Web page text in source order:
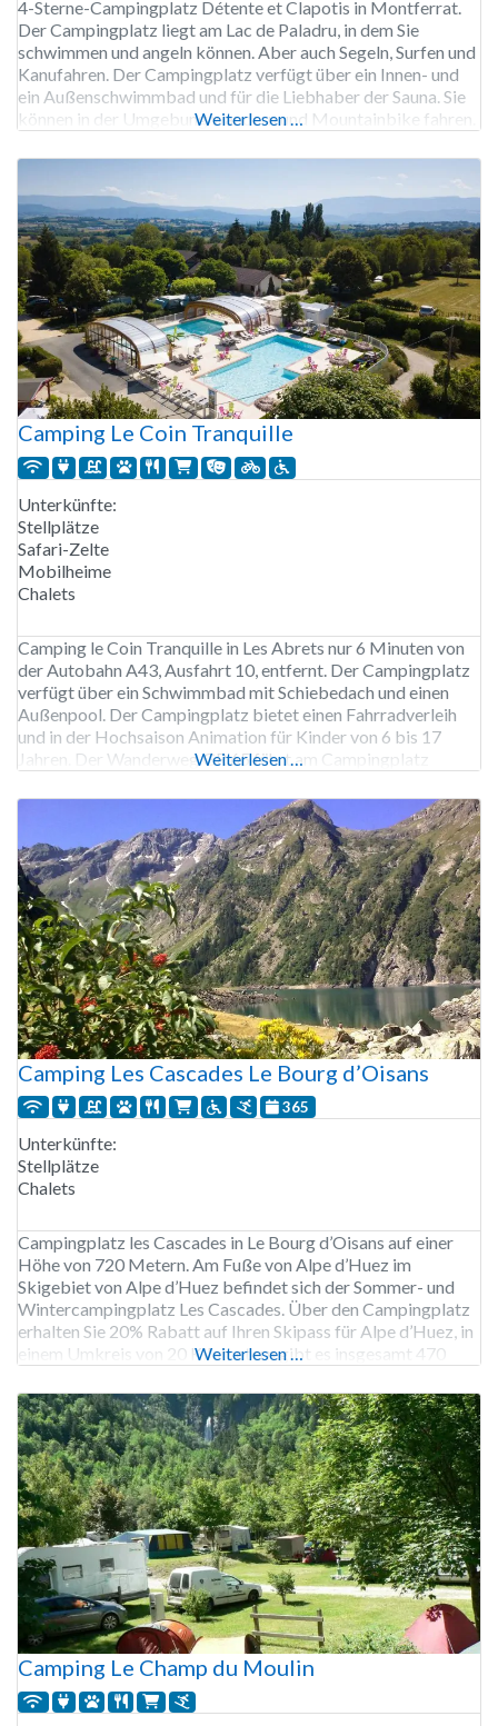
4-Sterne-Campingplatz Détente et Clapotis in Montferrat.
Der Campingplatz liegt am Lac de Paladru, in dem Sie
schwimmen und angeln können. Aber auch Segeln, Surfen und
Kanufahren. Der Campingplatz verfügt über ein Innen- und
ein Außenschwimmbad und für die Liebhaber der Sauna. Sie
können in der Umgebung wandern und Mountainbike fahren.
Ladestation für
Weiterlesen …
Camping Le Coin Tranquille
Unterkünfte:
Stellplätze
Safari-Zelte
Mobilheime
Chalets
Camping le Coin Tranquille in Les Abrets nur 6 Minuten von
der Autobahn A43, Ausfahrt 10, entfernt. Der Campingplatz
verfügt über ein Schwimmbad mit Schiebedach und einen
Außenpool. Der Campingplatz bietet einen Fahrradverleih
und in der Hochsaison Animation für Kinder von 6 bis 17
Jahren. Der Wanderweg GR 65 führt am Campingplatz
Weiterlesen …
Camping Les Cascades Le Bourg d’Oisans
365
Unterkünfte:
Stellplätze
Chalets
Campingplatz les Cascades in Le Bourg d’Oisans auf einer
Höhe von 720 Metern. Am Fuße von Alpe d’Huez im
Skigebiet von Alpe d’Huez befindet sich der Sommer- und
Wintercampingplatz Les Cascades. Über den Campingplatz
erhalten Sie 20% Rabatt auf Ihren Skipass für Alpe d’Huez, in
einem Umkreis von 20 Kilometern gibt es insgesamt 470
Weiterlesen …
Camping Le Champ du Moulin